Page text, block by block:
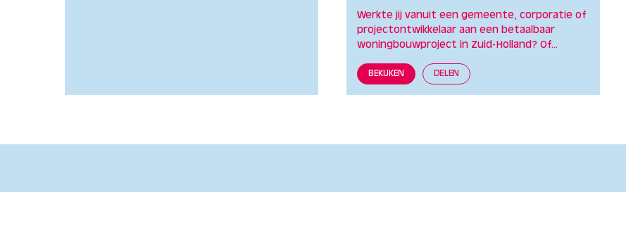
Werkte jij vanuit een gemeente, corporatie of
projectontwikkelaar aan een betaalbaar
woningbouwproject in Zuid-Holland? Of...
BEKIJKEN DELEN